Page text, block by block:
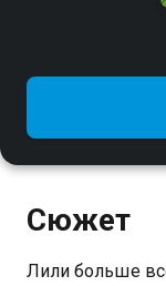
Сюжет
Лили больше